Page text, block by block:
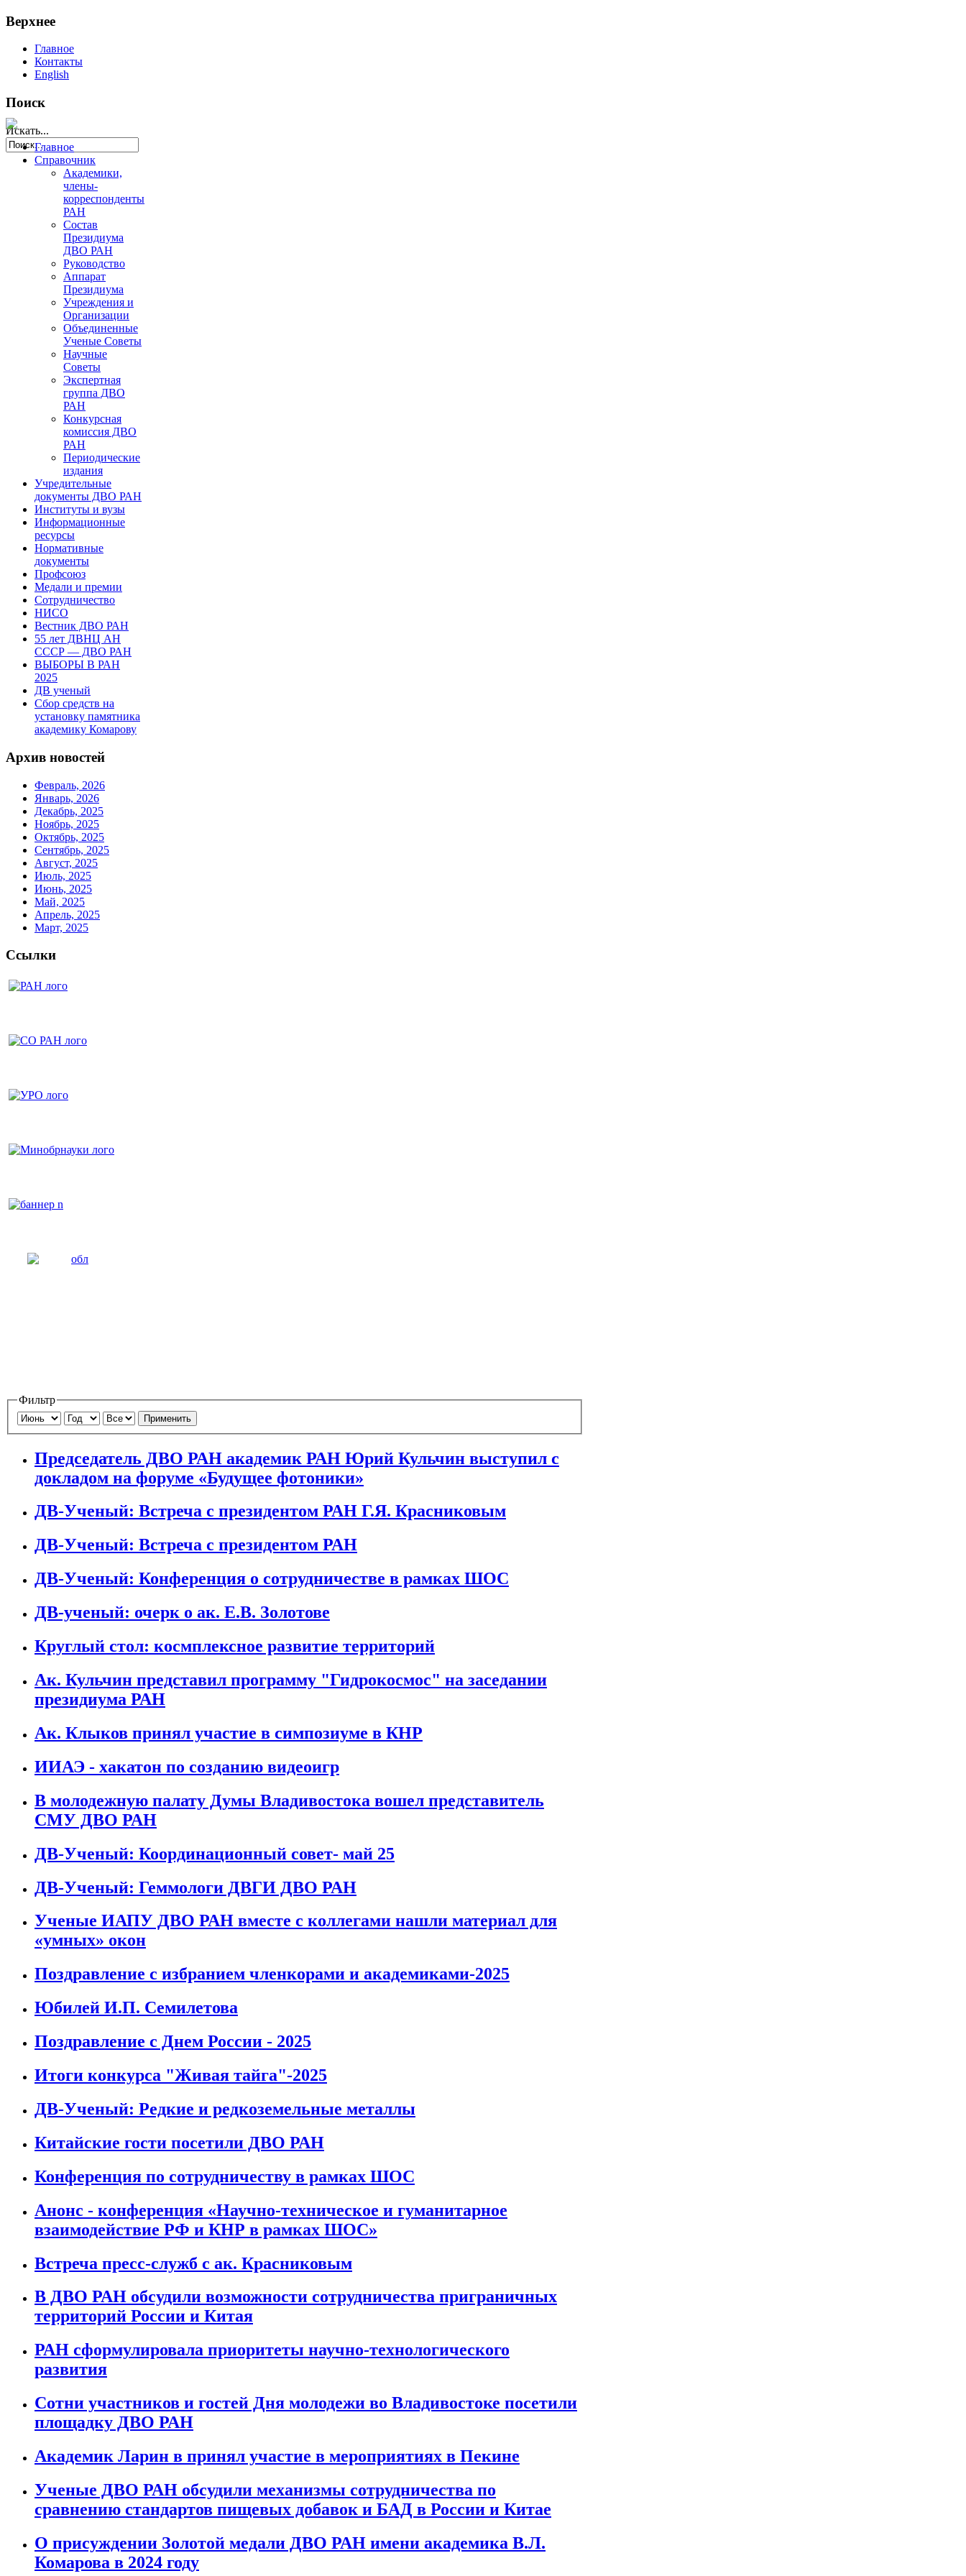
Верхнее
Главное
Контакты
English
Поиск
Искать...
Главное
Справочник
Академики,
члены-
корреспонденты
РАН
Состав
Президиума
ДВО РАН
Руководство
Аппарат
Президиума
Учреждения и
Организации
Объединенные
Ученые Советы
Научные
Советы
Экспертная
группа ДВО
РАН
Конкурсная
комиссия ДВО
РАН
Периодические
издания
Учредительные
документы ДВО РАН
Институты и вузы
Информационные
ресурсы
Нормативные
документы
Профсоюз
Медали и премии
Сотрудничество
НИСО
Вестник ДВО РАН
55 лет ДВНЦ АН
СССР — ДВО РАН
ВЫБОРЫ В РАН
2025
ДВ ученый
Сбор средств на
установку памятника
академику Комарову
Архив новостей
Февраль, 2026
Январь, 2026
Декабрь, 2025
Ноябрь, 2025
Октябрь, 2025
Сентябрь, 2025
Август, 2025
Июль, 2025
Июнь, 2025
Май, 2025
Апрель, 2025
Март, 2025
Ссылки
Фильтр
Применить
Председатель ДВО РАН академик РАН Юрий Кульчин выступил с
докладом на форуме «Будущее фотоники»
ДВ-Ученый: Встреча с президентом РАН Г.Я. Красниковым
ДВ-Ученый: Встреча с президентом РАН
ДВ-Ученый: Конференция о сотрудничестве в рамках ШОС
ДВ-ученый: очерк о ак. Е.В. Золотове
Круглый стол: космплексное развитие территорий
Ак. Кульчин представил программу "Гидрокосмос" на заседании
президиума РАН
Ак. Клыков принял участие в симпозиуме в КНР
ИИАЭ - хакатон по созданию видеоигр
В молодежную палату Думы Владивостока вошел представитель
СМУ ДВО РАН
ДВ-Ученый: Координационный совет- май 25
ДВ-Ученый: Геммологи ДВГИ ДВО РАН
Ученые ИАПУ ДВО РАН вместе с коллегами нашли материал для
«умных» окон
Поздравление с избранием членкорами и академиками-2025
Юбилей И.П. Семилетова
Поздравление с Днем России - 2025
Итоги конкурса "Живая тайга"-2025
ДВ-Ученый: Редкие и редкоземельные металлы
Китайские гости посетили ДВО РАН
Конференция по сотрудничеству в рамках ШОС
Анонс - конференция «Научно-техническое и гуманитарное
взаимодействие РФ и КНР в рамках ШОС»
Встреча пресс-служб с ак. Красниковым
В ДВО РАН обсудили возможности сотрудничества приграничных
территорий России и Китая
РАН сформулировала приоритеты научно-технологического
развития
Сотни участников и гостей Дня молодежи во Владивостоке посетили
площадку ДВО РАН
Академик Ларин в принял участие в мероприятиях в Пекине
Ученые ДВО РАН обсудили механизмы сотрудничества по
сравнению стандартов пищевых добавок и БАД в России и Китае
О присуждении Золотой медали ДВО РАН имени академика В.Л.
Комарова в 2024 году